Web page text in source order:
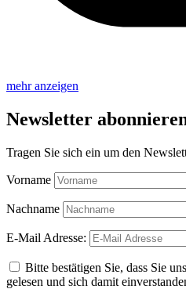
mehr anzeigen
Newsletter
Tragen Sie sich ein um den
Vorname
Nachname
E-Mail Adresse:
Bitte bestätigen Sie, dass Sie
gelesen und sich damit